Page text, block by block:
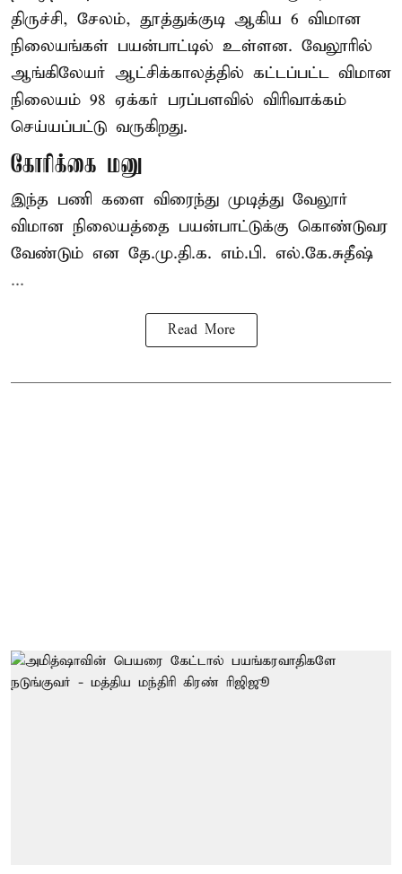
திருச்சி, சேலம், தூத்துக்குடி ஆகிய 6 விமான
நிலையங்கள் பயன்பாட்டில் உள்ளன. வேலூரில்
ஆங்கிலேயர் ஆட்சிக்காலத்தில் கட்டப்பட்ட விமான
நிலையம் 98 ஏக்கர் பரப்பளவில் விரிவாக்கம்
செய்யப்பட்டு வருகிறது.
கோரிக்கை மனு
இந்த பணி களை விரைந்து முடித்து வேலூர்
விமான நிலையத்தை பயன்பாட்டுக்கு கொண்டுவர
வேண்டும் என தே.மு.தி.க. எம்.பி. எல்.கே.சுதீஷ்
...
Read More